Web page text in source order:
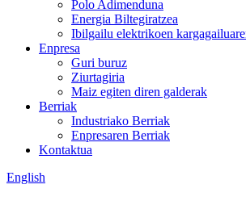
Polo Adimenduna
Energia Biltegiratzea
Ibilgailu elektrikoen
Enpresa
Guri buruz
Ziurtagiria
Maiz egiten diren galderak
Berriak
Industriako Berriak
Enpresaren Berriak
Kontaktua
English